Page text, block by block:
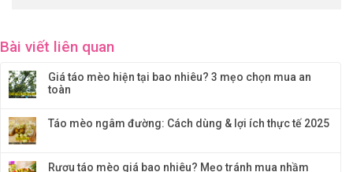
Bài viết liên quan
Giá táo mèo hiện tại bao nhiêu? 3 mẹo chọn mua an
toàn
Táo mèo ngâm đường: Cách dùng & lợi ích thực tế 2025
Rượu táo mèo giá bao nhiêu? Mẹo tránh mua nhầm